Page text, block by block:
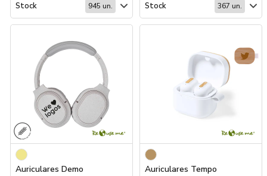
Stock 945 un. Stock 367 un.
Auriculares Demo Auriculares Tempo